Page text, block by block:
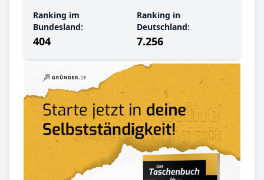
Ranking im
Bundesland:
404
Ranking in
Deutschland:
7.256